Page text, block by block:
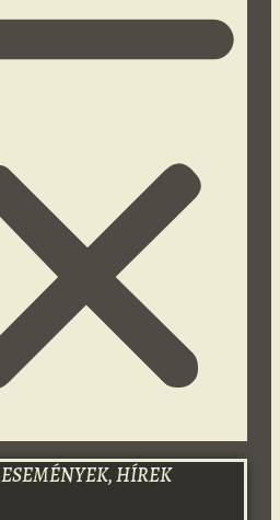
ESEMÉNYEK, HÍREK